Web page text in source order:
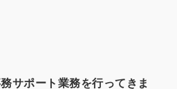
サポート業務を行ってきま